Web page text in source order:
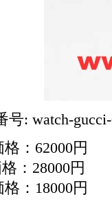
号: watch-
：62000円
：28000円
：18000円